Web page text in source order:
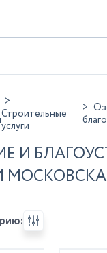
Строительные
услуги
И